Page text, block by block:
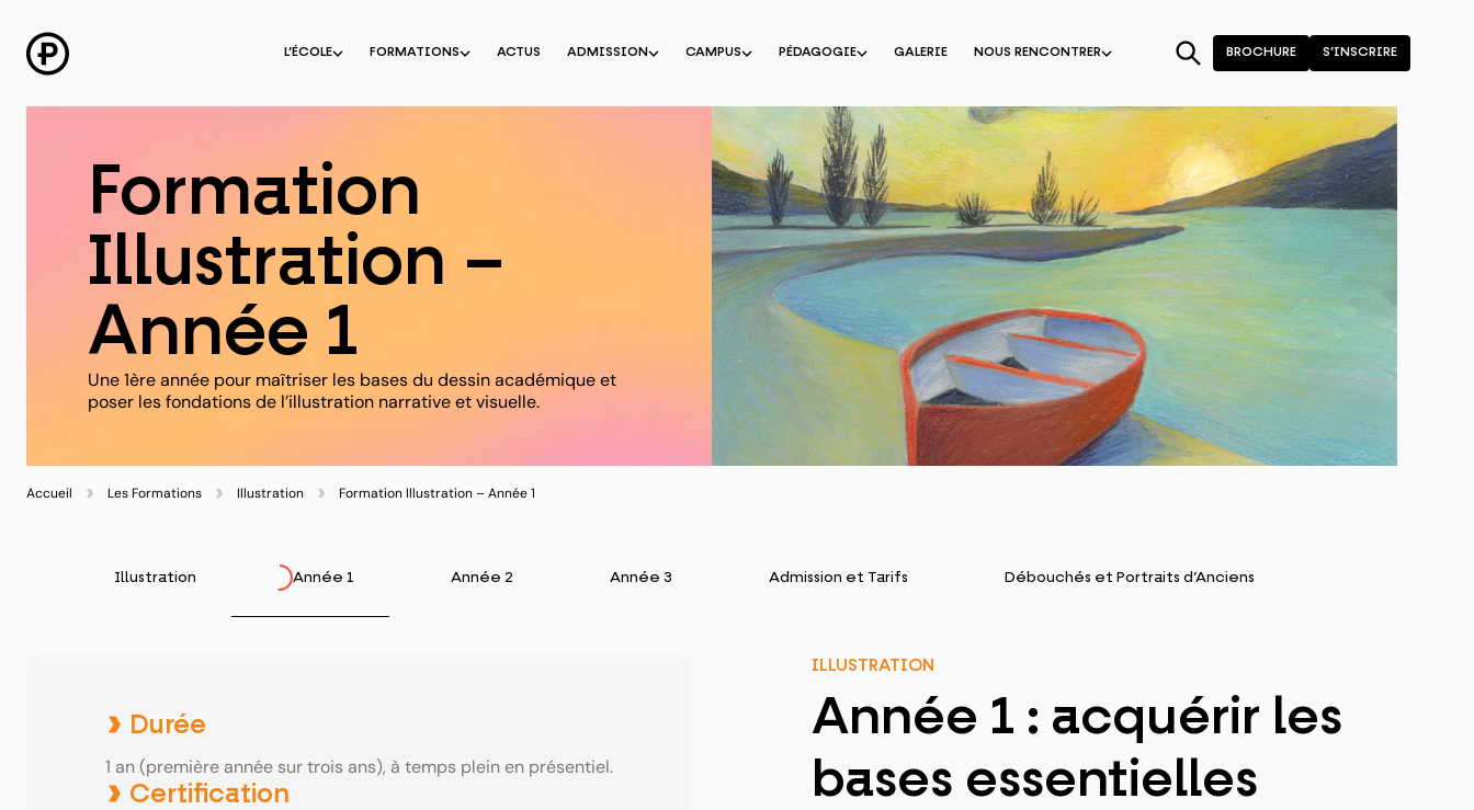
contenu
L’ÉCOLE FORMATIONS ACTUS ADMISSION CAMPUS PÉDAGOGIE GALERIE NOUS RENCONTRER BROCHURE S’INSCRIRE
Formation
Illustration –
Année 1
Une 1ère année pour maîtriser les bases du dessin académique et
poser les fondations de l’illustration narrative et visuelle.
Accueil Les Formations Illustration Formation Illustration – Année 1
Illustration Année 1 Année 2 Année 3 Admission et Tarifs Débouchés et Portraits d’Anciens
Durée
1 an (première année sur trois ans), à temps plein en présentiel.
Certification
ILLUSTRATION
Année 1 : acquérir les
bases essentielles